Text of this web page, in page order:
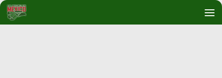
Debajo del contenido